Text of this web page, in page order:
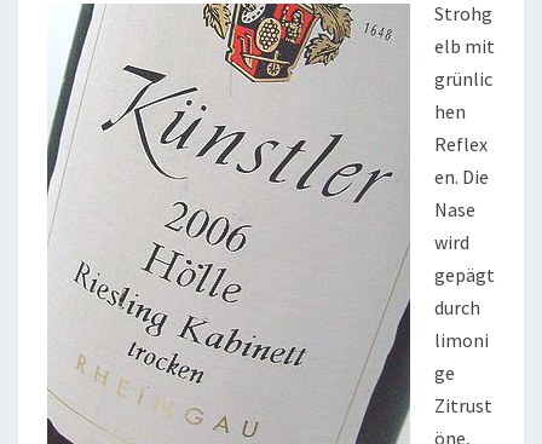
Strohg
elb mit
grünlic
hen
Reflex
en. Die
Nase
wird
gepägt
durch
limoni
ge
Zitrust
öne,